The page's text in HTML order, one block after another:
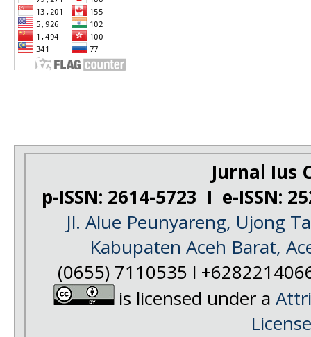
Jurnal Ius
p-ISSN: 2614-5723 I e-ISSN:
Jl. Alue Peunyareng, Ujong
Kabupaten Aceh Barat,
(0655) 7110535 l
is licensed under a